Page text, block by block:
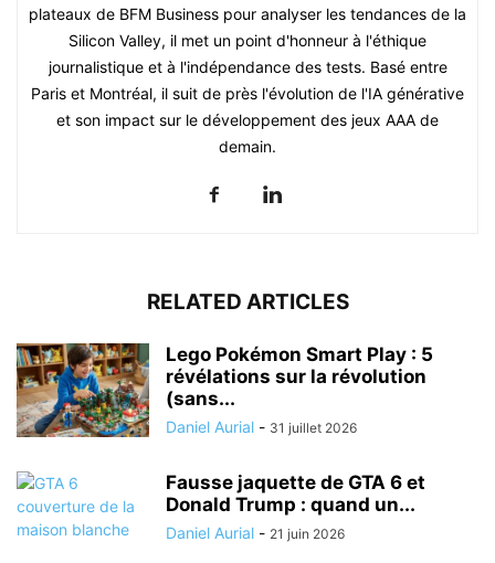
plateaux de BFM Business pour analyser les tendances de la
Silicon Valley, il met un point d'honneur à l'éthique
journalistique et à l'indépendance des tests. Basé entre
Paris et Montréal, il suit de près l'évolution de l'IA générative
et son impact sur le développement des jeux AAA de
demain.
RELATED ARTICLES
Lego Pokémon Smart Play : 5
révélations sur la révolution
(sans...
Daniel Aurial - 31 juillet 2026
Fausse jaquette de GTA 6 et
Donald Trump : quand un...
Daniel Aurial - 21 juin 2026